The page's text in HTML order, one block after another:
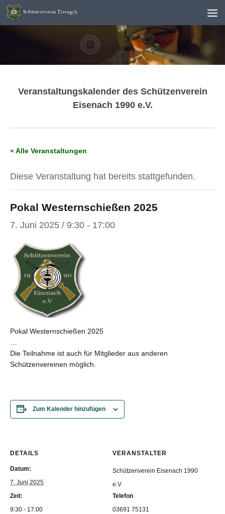
Unter dem Inhalt
Veranstaltungskalender des Schützenverein
Eisenach 1990 e.V.
« Alle Veranstaltungen
Diese Veranstaltung hat bereits stattgefunden.
Pokal Westernschießen 2025
7. Juni 2025 / 9:30 - 17:00
Pokal Westernschießen 2025
…
Die Teilnahme ist auch für Mitglieder aus anderen
Schützenvereinen möglich.
Zum Kalender hinzufügen
DETAILS
Datum:
7. Juni 2025
Zeit:
9:30 - 17:00
VERANSTALTER
Schützenverein Eisenach 1990
e.V
Telefon
03691 75131